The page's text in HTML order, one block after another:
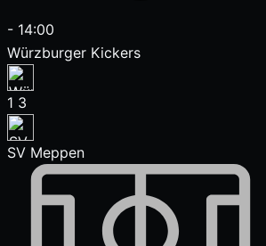
- 14:00
Würzburger Kickers
1 3
SV Meppen